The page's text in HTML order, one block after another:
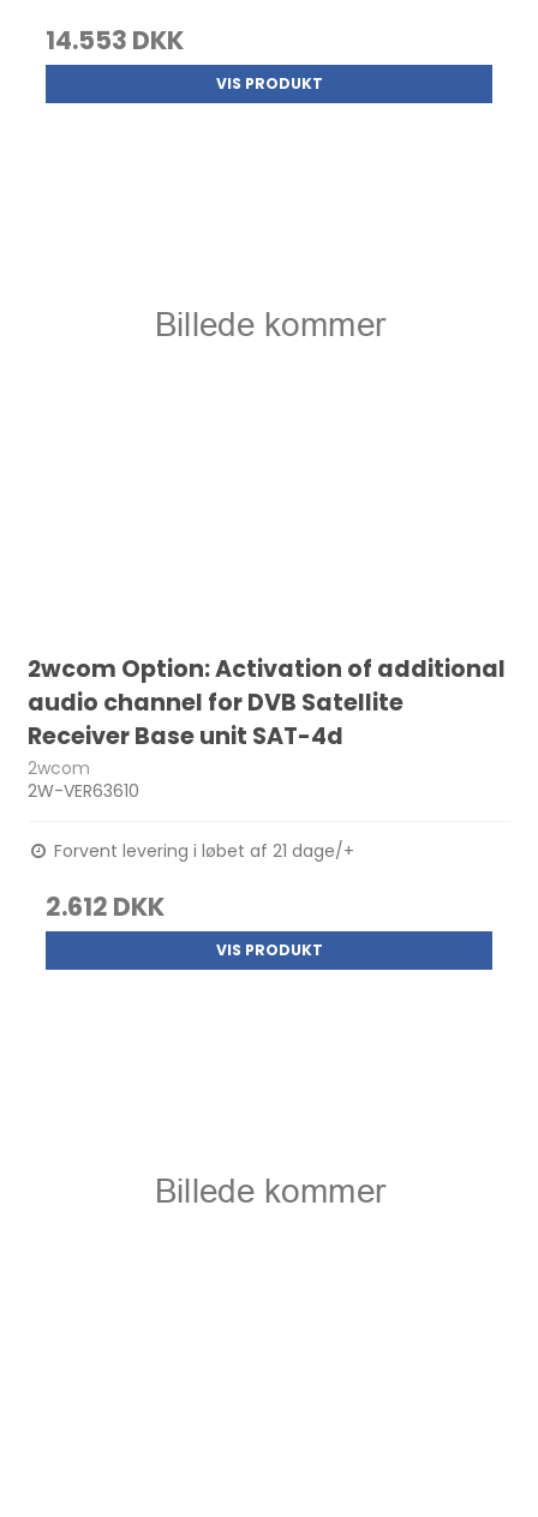
14.553 DKK
VIS PRODUKT
2wcom Option: Activation of additional
audio channel for DVB Satellite
Receiver Base unit SAT-4d
2wcom
2W-VER63610
Forvent levering i løbet af 21 dage/+
2.612 DKK
VIS PRODUKT